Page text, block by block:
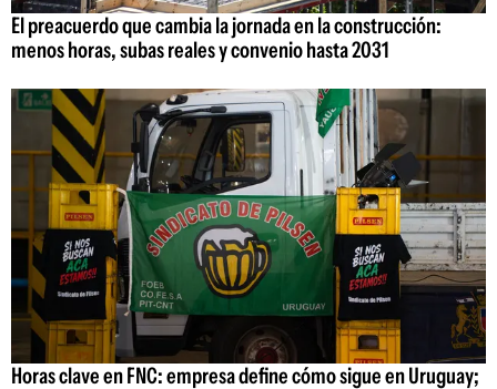
El preacuerdo que cambia la jornada en la construcción:
menos horas, subas reales y convenio hasta 2031
Horas clave en FNC: empresa define cómo sigue en Uruguay;